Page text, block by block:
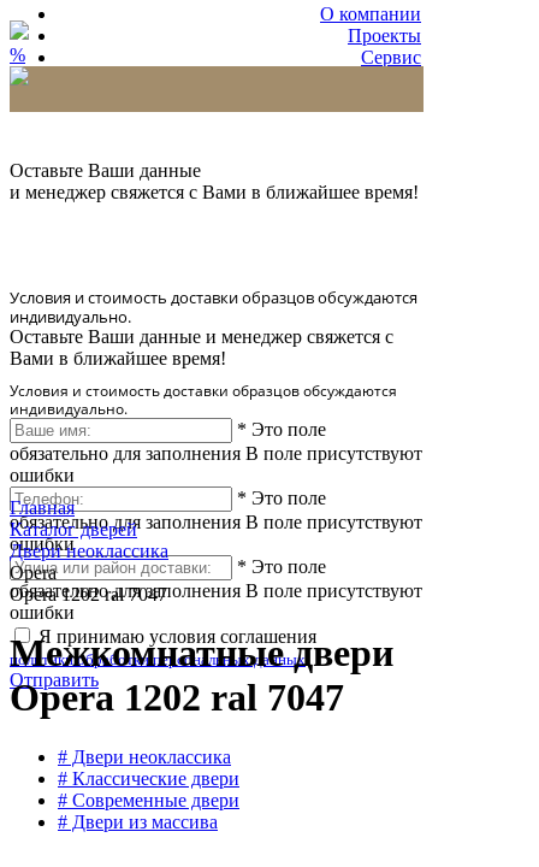
О компании
Проекты
Сервис
%
Оставьте Ваши данные
и менеджер свяжется с Вами в ближайшее время!
Условия и стоимость доставки образцов обсуждаются
индивидуально.
Оставьте Ваши данные и менеджер свяжется с
Вами в ближайшее время!
Условия и стоимость доставки образцов обсуждаются
индивидуально.
* Это поле
обязательно для заполнения В поле присутствуют
ошибки
* Это поле
обязательно для заполнения В поле присутствуют
ошибки
* Это поле
обязательно для заполнения В поле присутствуют
ошибки
Я принимаю условия соглашения
политики обработки персональных данных
Отправить
Главная
Каталог дверей
Двери неоклассика
Opera
Opera 1202 ral 7047
Межкомнатные двери
Opera 1202 ral 7047
# Двери неоклассика
# Классические двери
# Современные двери
# Двери из массива